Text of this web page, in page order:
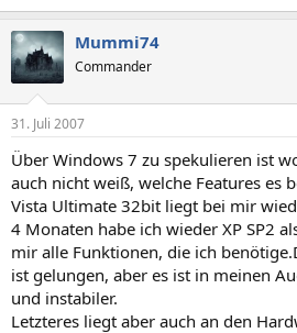
Mummi74
Commander
31. Juli 2007
Über Windows 7 zu spekulieren ist
auch nicht weiß, welche Features es
Vista Ultimate 32bit liegt bei mir
4 Monaten habe ich wieder XP SP2
mir alle Funktionen, die ich
ist gelungen, aber es ist in meinen
und instabiler.
Letzteres liegt aber auch an den